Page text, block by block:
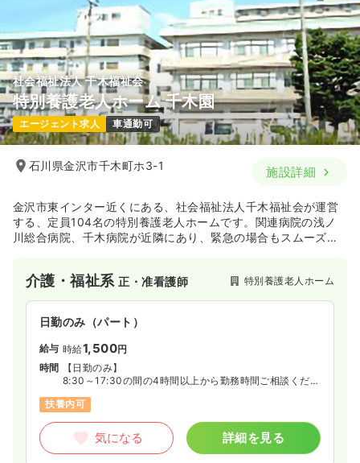
社会福祉法人 千木福祉会
特別養護老人ホーム 千木園
エージェント求人 車通勤可
石川県金沢市千木町ホ3-1 施設詳細
金沢市東インター近くにある、社会福祉法人千木福祉会が運営
する、定員104名の特別養護老人ホームです。関連病院の浅ノ
川総合病院、千木病院が近隣にあり、緊急の場合もスムーズな
介護・福祉系正・准看護師 特別養護老人ホーム
日勤のみ（パート）
給与 時給1,500円
時間
【日勤のみ】
8:30～17:30の間の4時間以上から勤務時間ご相談くださ
◆週3日～5日
扶養内可
気になる 詳細を見る